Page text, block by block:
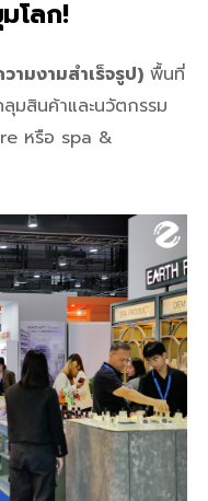
โลก!
มงามสำเร็จรูป) พื้นที่
มสินค้าและนวัตกรรม
หรือ spa &